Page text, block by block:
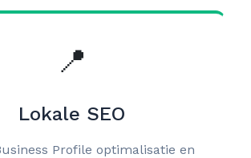
📍
Lokale SEO
Profile optimalisatie en